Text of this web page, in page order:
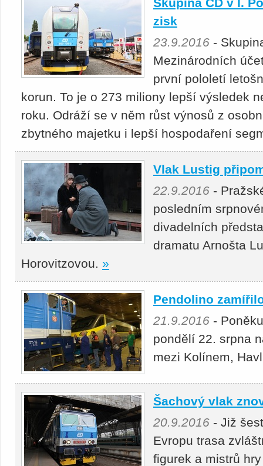
zisk
23.9.2016 -
Mezinárodních
první pololetí
korun. To je o 273 miliony lepší výsledek
roku. Odráží se v něm růst výnosů z
zbytného majetku i lepší hospodaření
Vlak Lustig
22.9.2016 -
posledním
divadelních
dramatu Arnošta
Horovitzovou. »
Pendolino
21.9.2016 -
pondělí 22. srpna
mezi Kolínem,
Šachový vlak
20.9.2016 - Již
Evropu trasa
figurek a mistrů